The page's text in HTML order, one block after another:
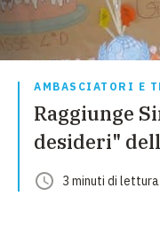
AMBASCIATORI E
Raggiunge
desideri"
3 minuti di lettura